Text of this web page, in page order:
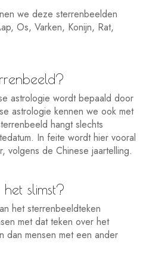
we deze sterrenbeelden
Os, Varken, Konijn, Rat,
astrologie wordt bepaald door
astrologie kennen we ook met
hangt slechts
In feite wordt hier vooral
volgens de Chinese jaartelling.
slimst?
het sterrenbeeldteken
met dat teken over het
dan mensen met een ander